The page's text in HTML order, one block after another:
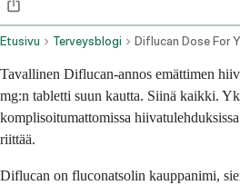
Etusivu Terveysblogi
Tavallinen Diflucan-annos emättimen
mg:n tabletti suun kautta. Siinä kaikki.
komplisoitumattomissa
riittää.
Diflucan on fluconatsolin kauppanimi,